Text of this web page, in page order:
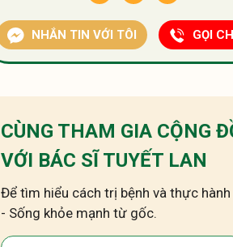
NHẮN TIN VỚI TÔI GỌI
CÙNG THAM GIA CỘNG
VỚI BÁC SĨ TUYẾT LAN
Để tìm hiểu cách trị bệnh và thực
- Sống khỏe mạnh từ gốc.